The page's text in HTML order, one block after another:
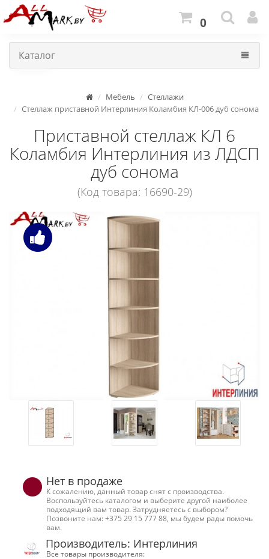
0
Каталог
Мебель
Стеллажи
Стеллаж приставной Интерлиния Коламбия КЛ-006 дуб сонома
Приставной стеллаж КЛ 6
Коламбия Интерлиния из ЛДСП
дуб сонома
(Код товара: 16690-29)
Нет в продаже
К сожалению, данный товар снят с производства.
Воспользуйтесь каталогом и выберите другой наиболее
подходящий вам товар. Затрудняетесь с выбором?
Позвоните нам: +375 29 15 777 88, мы будем рады помочь
вам.
Производитель: Интерлиния
Все товары производителя: